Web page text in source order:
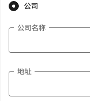
公司
公司名称
地址